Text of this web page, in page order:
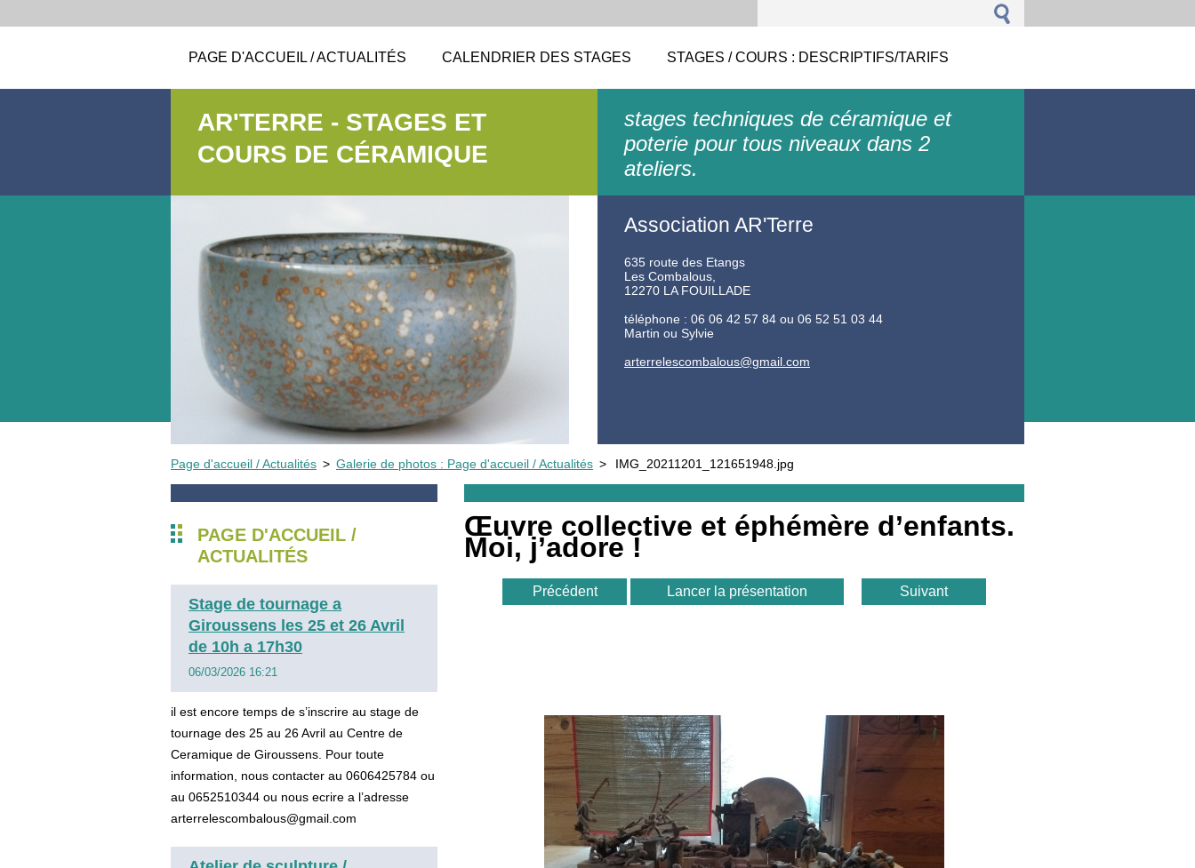
PAGE D'ACCUEIL / ACTUALITÉS CALENDRIER DES STAGES STAGES / COURS : DESCRIPTIFS/TARIFS
AR'TERRE - STAGES ET
COURS DE CÉRAMIQUE
stages techniques de céramique et
poterie pour tous niveaux dans 2
ateliers.
Association AR'Terre
635 route des Etangs
Les Combalous,
12270 LA FOUILLADE
téléphone : 06 06 42 57 84 ou 06 52 51 03 44
Martin ou Sylvie
arterrelescombalous@gmail.com
Page d'accueil / Actualités > Galerie de photos : Page d'accueil / Actualités > IMG_20211201_121651948.jpg
PAGE D'ACCUEIL /
ACTUALITÉS
Stage de tournage a
Giroussens les 25 et 26 Avril
de 10h a 17h30
06/03/2026 16:21
il est encore temps de s’inscrire au stage de
tournage des 25 au 26 Avril au Centre de
Ceramique de Giroussens. Pour toute
information, nous contacter au 0606425784 ou
au 0652510344 ou nous ecrire a l’adresse
arterrelescombalous@gmail.com
Œuvre collective et éphémère d’enfants.
Moi, j’adore !
Précédent Lancer la présentation Suivant